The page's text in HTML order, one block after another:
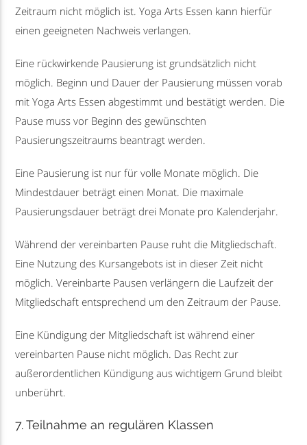
Zeitraum nicht möglich ist. Yoga Arts Essen kann hierfür
einen geeigneten Nachweis verlangen.
Eine rückwirkende Pausierung ist grundsätzlich nicht
möglich. Beginn und Dauer der Pausierung müssen vorab
mit Yoga Arts Essen abgestimmt und bestätigt werden. Die
Pause muss vor Beginn des gewünschten
Pausierungszeitraums beantragt werden.
Eine Pausierung ist nur für volle Monate möglich. Die
Mindestdauer beträgt einen Monat. Die maximale
Pausierungsdauer beträgt drei Monate pro Kalenderjahr.
Während der vereinbarten Pause ruht die Mitgliedschaft.
Eine Nutzung des Kursangebots ist in dieser Zeit nicht
möglich. Vereinbarte Pausen verlängern die Laufzeit der
Mitgliedschaft entsprechend um den Zeitraum der Pause.
Eine Kündigung der Mitgliedschaft ist während einer
vereinbarten Pause nicht möglich. Das Recht zur
außerordentlichen Kündigung aus wichtigem Grund bleibt
unberührt.
7. Teilnahme an regulären Klassen